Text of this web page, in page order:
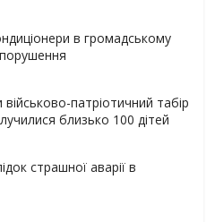
в громадському
патріотичний табір
близько 100 дітей
страшної аварії в